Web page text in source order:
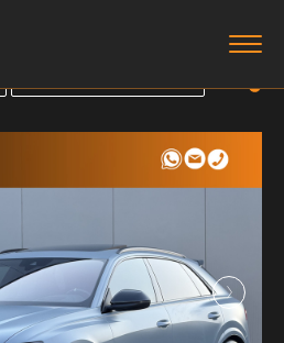
Diensten
Verkocht
Contact
Terug naar overzicht